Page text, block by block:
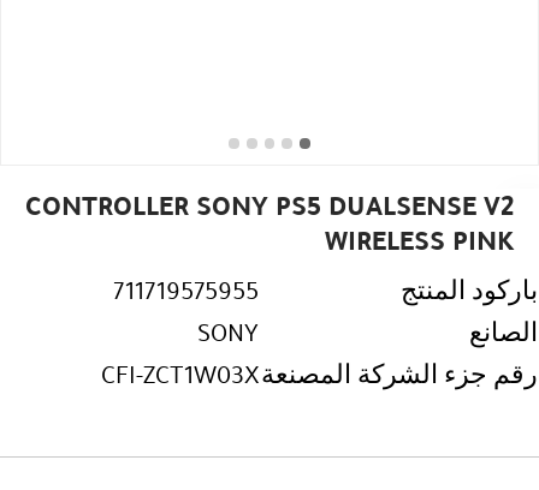
CONTROLLER SONY PS5 DUALSENSE V2
WIRELESS PINK
باركود المنتج
711719575955
الصانع
SONY
رقم جزء الشركة المصنعةCFI-ZCT1W03X